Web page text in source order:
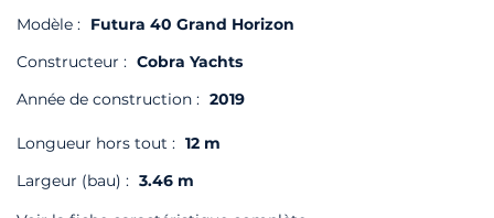
Modèle : Futura 40 Grand Horizon
Constructeur : Cobra Yachts
Année de construction : 2019
Longueur hors tout : 12 m
Largeur (bau) : 3.46 m